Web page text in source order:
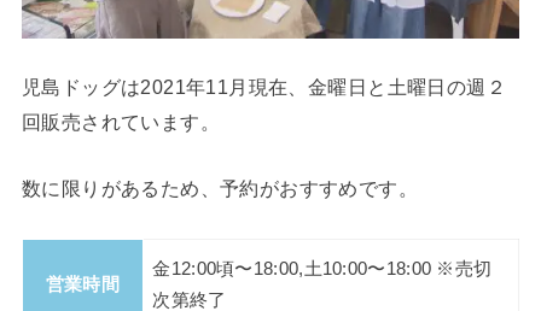
児島ドッグは2021年11月現在、金曜日と土曜日の週２
回販売されています。
数に限りがあるため、予約がおすすめです。
営業時間
金12:00頃〜18:00,土10:00〜18:00 ※売切
次第終了